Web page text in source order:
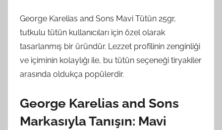
George Karelias and Sons Mavi Tütün 25gr,
tutkulu tütün kullanıcıları için özel olarak
tasarlanmış bir üründür. Lezzet profilinin zenginliği
ve içiminin kolaylığı ile, bu tütün seçeneği tiryakiler
arasında oldukça popülerdir.
George Karelias and Sons
Markasıyla Tanışın: Mavi